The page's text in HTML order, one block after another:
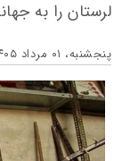
لرستان را به
پنجشنبه، ۰۱ مرداد ۱۴۰۵ - ۰۹:۲۷